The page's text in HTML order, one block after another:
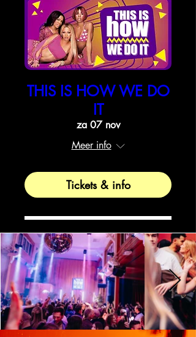
THIS IS HOW WE DO
IT
za 07 nov
Meer info
Tickets & info